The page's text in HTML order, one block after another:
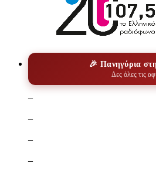
🎉 Πανηγύρια
Δες όλες τις
–
–
–
–